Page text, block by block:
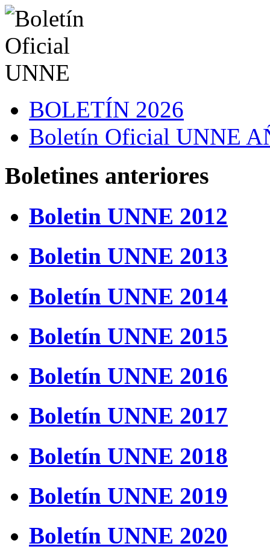
BOLETÍN 2026
Boletín Oficial UNNE
Boletines anteriores
Boletin UNNE 2012
Boletin UNNE 2013
Boletín UNNE 2014
Boletín UNNE 2015
Boletín UNNE 2016
Boletín UNNE 2017
Boletín UNNE 2018
Boletín UNNE 2019
Boletín UNNE 2020